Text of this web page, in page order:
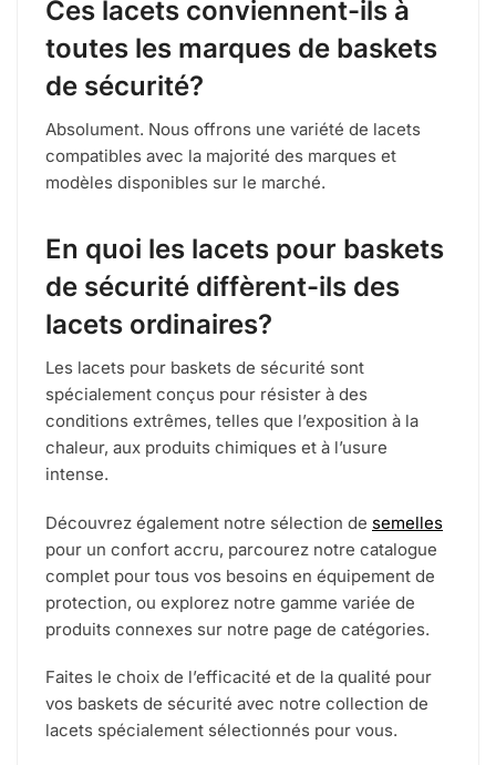
Ces lacets conviennent-ils à
toutes les marques de baskets
de sécurité?
Absolument. Nous offrons une variété de lacets
compatibles avec la majorité des marques et
modèles disponibles sur le marché.
En quoi les lacets pour baskets
de sécurité diffèrent-ils des
lacets ordinaires?
Les lacets pour baskets de sécurité sont
spécialement conçus pour résister à des
conditions extrêmes, telles que l’exposition à la
chaleur, aux produits chimiques et à l’usure
intense.
Découvrez également notre sélection de semelles
pour un confort accru, parcourez notre catalogue
complet pour tous vos besoins en équipement de
protection, ou explorez notre gamme variée de
produits connexes sur notre page de catégories.
Faites le choix de l’efficacité et de la qualité pour
vos baskets de sécurité avec notre collection de
lacets spécialement sélectionnés pour vous.